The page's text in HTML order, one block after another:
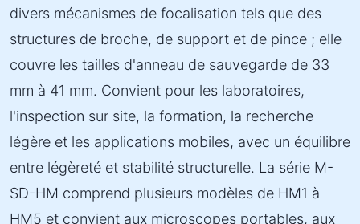
divers mécanismes de focalisation tels que des
structures de broche, de support et de pince ; elle
couvre les tailles d'anneau de sauvegarde de 33
mm à 41 mm. Convient pour les laboratoires,
l'inspection sur site, la formation, la recherche
légère et les applications mobiles, avec un équilibre
entre légèreté et stabilité structurelle. La série M-
SD-HM comprend plusieurs modèles de HM1 à
HM5 et convient aux microscopes portables, aux